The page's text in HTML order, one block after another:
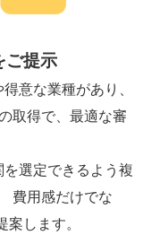
ご提示
意な業種があり、
取得で、最適な審
選定できるよう複
費用感だけでな
します。